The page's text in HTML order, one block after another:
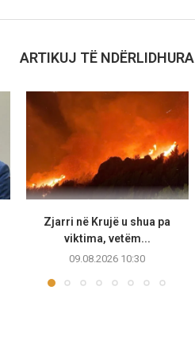
ARTIKUJ TË NDËRLIDHURA
Zjarri në Krujë u shua pa
viktima, vetëm...
09.08.2026 10:30